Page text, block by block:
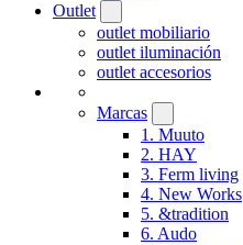
Outlet
outlet mobiliario
outlet iluminación
outlet accesorios
Marcas
1. Muuto
2. HAY
3. Ferm living
4. New Works
5. &tradition
6. Audo